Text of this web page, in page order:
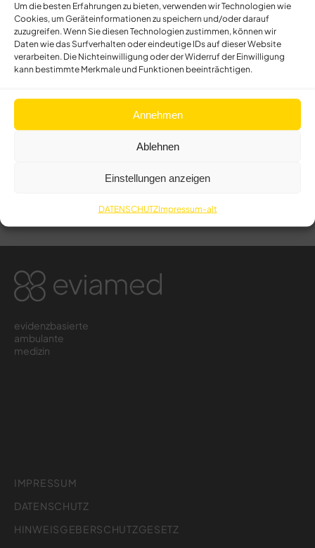
Um die besten Erfahrungen zu bieten, verwenden wir Technologien wie
Cookies, um Geräteinformationen zu speichern und/oder darauf
zuzugreifen. Wenn Sie diesen Technologien zustimmen, können wir
Daten wie das Surfverhalten oder eindeutige IDs auf dieser Website
verarbeiten. Die Nichteinwilligung oder der Widerruf der Einwilligung
kann bestimmte Merkmale und Funktionen beeinträchtigen.
Annehmen
Ablehnen
Einstellungen anzeigen
DATENSCHUTZImpressum-alt
ZUM TEST
Sie anschließend auf den Button “Test”.
Falls Sie CME-Punkte erhalten möchten, halten Sie Ihre
evidenzbasierte
ambulante
medizin
IMPRESSUM
DATENSCHUTZ
HINWEISGEBERSCHUTZGESETZ